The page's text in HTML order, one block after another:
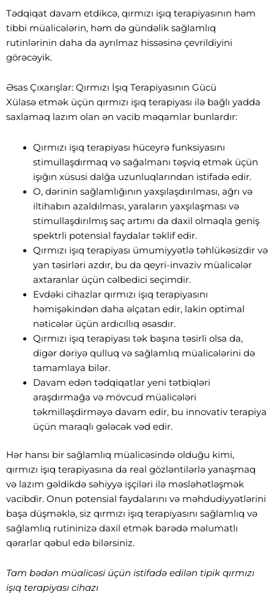
Tədqiqat davam etdikcə, qırmızı işıq terapiyasının həm
tibbi müalicələrin, həm də gündəlik sağlamlıq
rutinlərinin daha da ayrılmaz hissəsinə çevrildiyini
görəcəyik.
Əsas Çıxarışlar: Qırmızı İşıq Terapiyasının Gücü
Xülasə etmək üçün qırmızı işıq terapiyası ilə bağlı yadda
saxlamaq lazım olan ən vacib məqamlar bunlardır:
Qırmızı işıq terapiyası hüceyrə funksiyasını
stimullaşdırmaq və sağalmanı təşviq etmək üçün
işığın xüsusi dalğa uzunluqlarından istifadə edir.
O, dərinin sağlamlığının yaxşılaşdırılması, ağrı və
iltihabın azaldılması, yaraların yaxşılaşması və
stimullaşdırılmış saç artımı da daxil olmaqla geniş
spektrli potensial faydalar təklif edir.
Qırmızı işıq terapiyası ümumiyyətlə təhlükəsizdir və
yan təsirləri azdır, bu da qeyri-invaziv müalicələr
axtaranlar üçün cəlbedici seçimdir.
Evdəki cihazlar qırmızı işıq terapiyasını
həmişəkindən daha əlçatan edir, lakin optimal
nəticələr üçün ardıcıllıq əsasdır.
Qırmızı işıq terapiyası tək başına təsirli olsa da,
digər dəriyə qulluq və sağlamlıq müalicələrini də
tamamlaya bilər.
Davam edən tədqiqatlar yeni tətbiqləri
araşdırmağa və mövcud müalicələri
təkmilləşdirməyə davam edir, bu innovativ terapiya
üçün maraqlı gələcək vəd edir.
Hər hansı bir sağlamlıq müalicəsində olduğu kimi,
qırmızı işıq terapiyasına da real gözləntilərlə yanaşmaq
və lazım gəldikdə səhiyyə işçiləri ilə məsləhətləşmək
vacibdir. Onun potensial faydalarını və məhdudiyyətlərini
başa düşməklə, siz qırmızı işıq terapiyasını sağlamlıq və
sağlamlıq rutininizə daxil etmək barədə məlumatlı
qərarlar qəbul edə bilərsiniz.
Tam bədən müalicəsi üçün istifadə edilən tipik qırmızı
işıq terapiyası cihazı